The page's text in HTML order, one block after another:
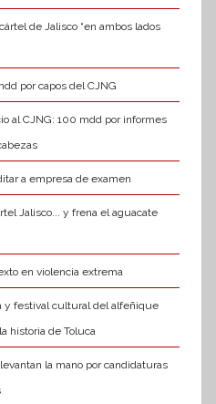
de Jalisco “en ambos lados
por capos del CJNG
al CJNG: 100 mdd por informes
a empresa de examen
Jalisco... y frena el aguacate
en violencia extrema
y festival cultural del alfeñique
historia de Toluca
la mano por candidaturas